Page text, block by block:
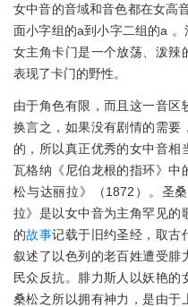
女中音的音域和音色都在女高
面小字组的a到小字二组的a
女主角卡门是一个放荡、泼辣
表现了卡门的野性。
由于角色有限，而且这一音区
换言之，如果没有剧情的需要
的，所以真正优秀的女中音相
瓦格纳《尼伯龙根的指环》中
松与达丽拉》（1872）。圣
拉》是以女中音为主角罕见的
的故事记载于旧约圣经，取古
叙述了以色列的老百姓遭受腓
民众反抗。腓力斯人以妖艳的
桑松之所以拥有神力，是由于